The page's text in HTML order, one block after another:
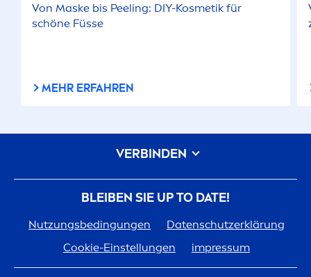
Von Maske bis Peeling: DIY-Kosmetik für
schöne Füsse
MEHR ERFAHREN
BLEIBEN SIE UP TO DATE!
Nutzungsbedingungen
Datenschutzerklärung
Cookie-Einstellungen
impressum
VERBINDEN